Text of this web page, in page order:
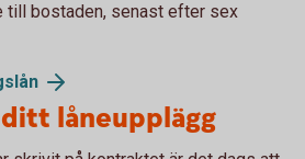
till bostaden, senast efter sex
låneupplägg